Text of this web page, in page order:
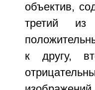
объектив,
третий
к другу,